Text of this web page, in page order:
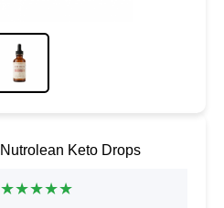
Nutrolean Keto Drops
★★★★★